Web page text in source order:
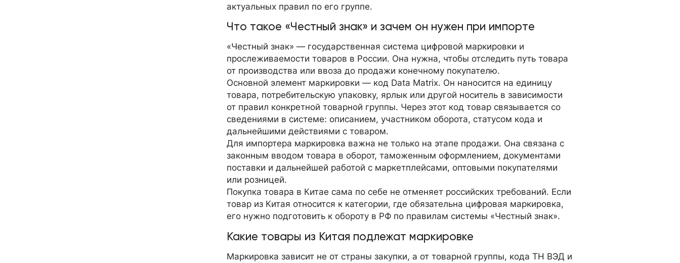
актуальных правил по его группе.
Что такое «Честный знак» и зачем он нужен при импорте
«Честный знак» — государственная система цифровой маркировки и
прослеживаемости товаров в России. Она нужна, чтобы отследить путь товара
от производства или ввоза до продажи конечному покупателю.
Основной элемент маркировки — код Data Matrix. Он наносится на единицу
товара, потребительскую упаковку, ярлык или другой носитель в зависимости
от правил конкретной товарной группы. Через этот код товар связывается со
сведениями в системе: описанием, участником оборота, статусом кода и
дальнейшими действиями с товаром.
Для импортера маркировка важна не только на этапе продажи. Она связана с
законным вводом товара в оборот, таможенным оформлением, документами
поставки и дальнейшей работой с маркетплейсами, оптовыми покупателями
или розницей.
Покупка товара в Китае сама по себе не отменяет российских требований. Если
товар из Китая относится к категории, где обязательна цифровая маркировка,
его нужно подготовить к обороту в РФ по правилам системы «Честный знак».
Какие товары из Китая подлежат маркировке
Маркировка зависит не от страны закупки, а от товарной группы, кода ТН ВЭД и